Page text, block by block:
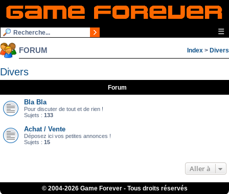
☰
FORUM Index > Divers
Divers
Forum
Bla Bla
Pour discuter de tout et de rien !
Sujets : 133
Achat / Vente
Déposez ici vos petites annonces !
Sujets : 15
Aller à
© 2004-2026 Game Forever - Tous droits réservés